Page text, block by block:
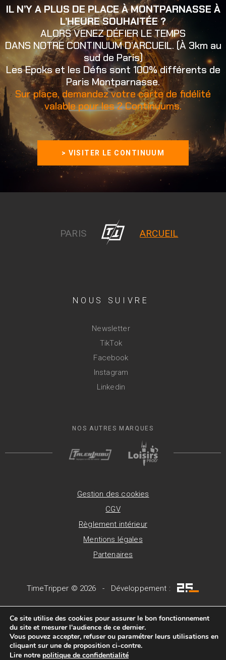
IL N’Y A PLUS DE PLACE À MONTPARNASSE À
L’HEURE SOUHAITÉE ?
ALORS VENEZ DÉFIER LE TEMPS
DANS NOTRE CONTINUUM D’ARCUEIL. (À 3km au
sud de Paris)
Les Epoks et les Défis sont 100% différents de
Paris Montparnasse.
Sur place, demandez votre carte de fidélité
valable pour les 2 Continuums.
> VISITER LE CONTINUUM
PARIS ARCUEIL
NOUS SUIVRE
Newsletter
TikTok
Facebook
Instagram
Linkedin
NOS AUTRES MARQUES
Gestion des cookies
CGV
Règlement intérieur
Mentions légales
Partenaires
TimeTripper © 2026 - Développement :
Ce site utilise des cookies pour assurer le bon fonctionnement
du site et mesurer l'audience de ce dernier.
Vous pouvez accepter, refuser ou paramétrer leurs utilisations en
cliquant sur une de proposition ci-contre.
Lire notre politique de confidentialité